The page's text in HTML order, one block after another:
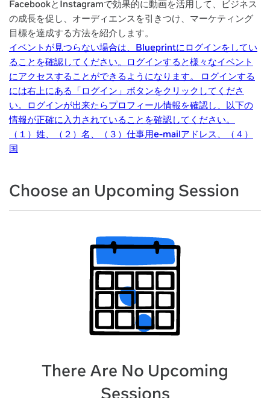
FacebookとInstagramで効果的に動画を活用して、ビジネス
の成長を促し、オーディエンスを引きつけ、マーケティング
目標を達成する方法を紹介します。
イベントが見つらない場合は、Blueprintにログインをしてい
ることを確認してください。ログインすると様々なイベント
にアクセスすることができるようになります。 ログインする
には右上にある「ログイン」ボタンをクリックしてくださ
い。ログインが出来たらプロフィール情報を確認し、以下の
情報が正確に入力されていることを確認してください。
（１）姓、（２）名、（３）仕事用e-mailアドレス、（４）
国
Choose an Upcoming Session
There Are No Upcoming